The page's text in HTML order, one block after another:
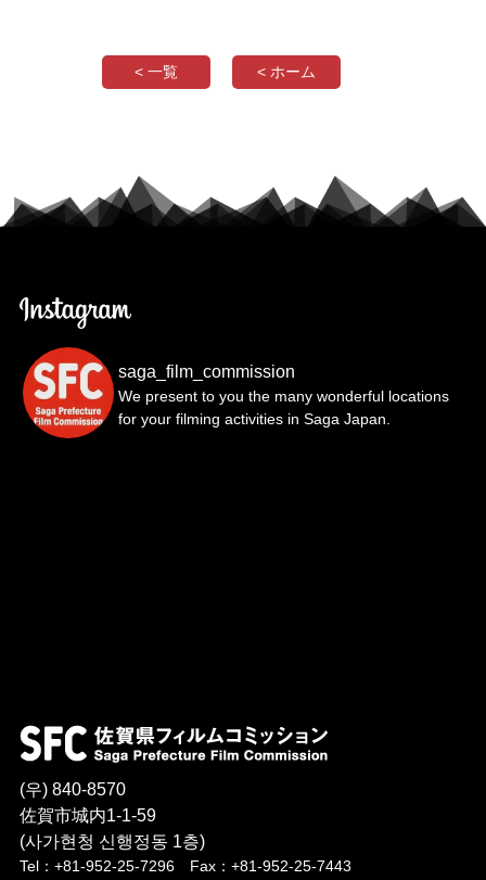
< 一覧 < ホーム
saga_film_commission
We present to you the many wonderful locations
for your filming activities in Saga Japan.
(우) 840-8570
佐賀市城内1-1-59
(사가현청 신행정동 1층)
Tel：+81-952-25-7296 Fax：+81-952-25-7443